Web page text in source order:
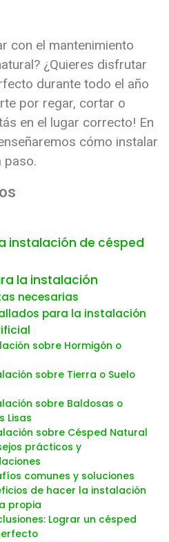
con el mantenimiento
¿Quieres disfrutar
durante todo el año
por regar, cortar o
en el lugar correcto! En
cómo instalar
paso.
instalación de césped
la instalación
necesarias
para la instalación
sobre Hormigón o
sobre Tierra o Suelo
sobre Baldosas o
Lisas
sobre Césped Natural
prácticos y
comunes y soluciones
de hacer la instalación
propia
Lograr un césped